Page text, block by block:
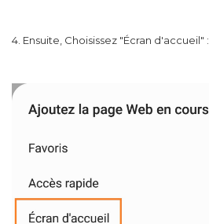
4. Ensuite, Choisissez "Écran d'accueil" :